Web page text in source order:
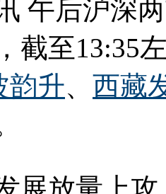
午后沪深
截至13:35
韵升、 西藏